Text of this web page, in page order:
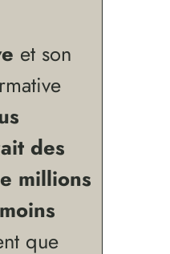
et son
des
millions
que